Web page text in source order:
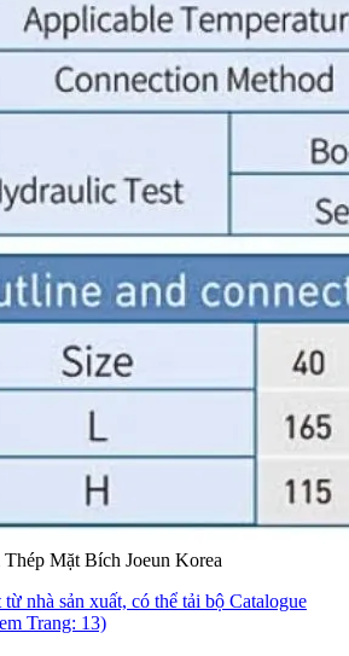
Mặt Bích Joeun Korea
nhà sản xuất, có thể tải bộ Catalogue
Trang: 13)